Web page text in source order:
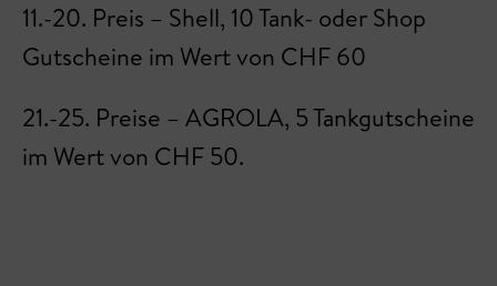
11.-20. Preis – Shell, 10 Tank- oder Shop
Gutscheine im Wert von CHF 60
21.-25. Preise – AGROLA, 5 Tankgutscheine
im Wert von CHF 50.